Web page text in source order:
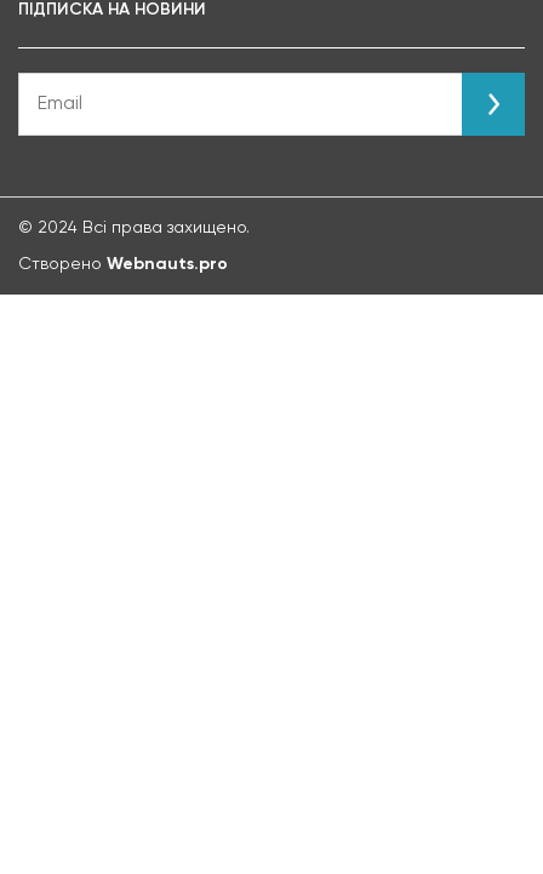
ПІДПИСКА НА НОВИНИ
© 2024 Всі права захищено.
Створено Webnauts.pro